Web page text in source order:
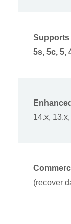
Supports
5s, 5c, 5,
14.x,
(recover